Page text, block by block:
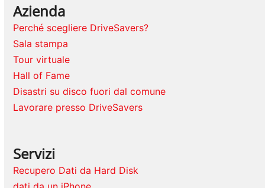
Azienda
Perché scegliere DriveSavers?
Sala stampa
Tour virtuale
Hall of Fame
Disastri su disco fuori dal comune
Lavorare presso DriveSavers
Servizi
Recupero Dati da Hard Disk